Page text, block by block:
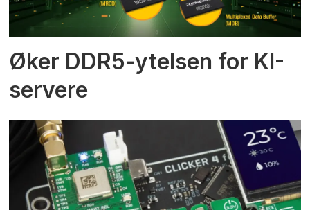
Øker DDR5-ytelsen for KI-
servere